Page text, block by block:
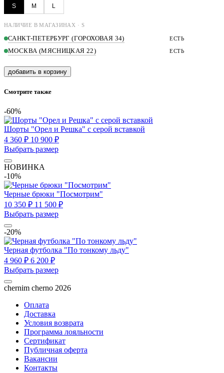
S M L
НАЛИЧИЕ В МАГАЗИНАХ · S
САНКТ-ПЕТЕРБУРГ (ГОРОХОВАЯ 34) ЕСТЬ
МОСКВА (МЯСНИЦКАЯ 22) ЕСТЬ
добавить в корзину
Смотрите также
-60%
Шорты "Орел и Решка" с серой вставкой
4 360 ₽ 10 900 ₽
Выбрать размер
НОВИНКА
-10%
Черные брюки "Посмотрим"
10 350 ₽ 11 500 ₽
Выбрать размер
-20%
Черная футболка "По тонкому льду"
4 960 ₽ 6 200 ₽
Выбрать размер
chernim cherno 2026
Оплата
Доставка
Условия возврата
Программа лояльности
Сертификат
Публичная оферта
Вакансии
Контакты